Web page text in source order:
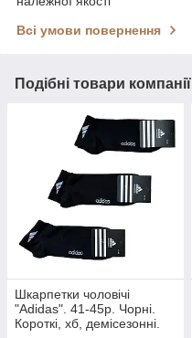
Всі умови повернення
Подібні товари компанії
Шкарпетки чоловічі
"Adidas". 41-45р. Чорні.
Короткі, хб, демісезонні.